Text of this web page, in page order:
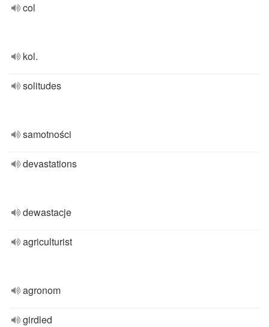
col
kol.
solitudes
samotności
devastations
dewastacje
agriculturist
agronom
girdled